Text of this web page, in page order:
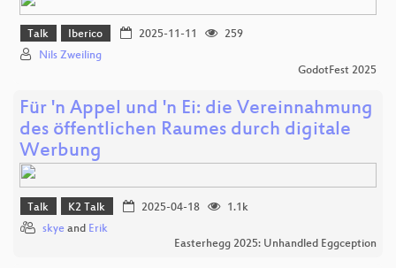
Talk Iberico 2025-11-11
259
Nils Zweiling
GodotFest 2025
Für 'n Appel und 'n Ei: die Vereinnahmung
des öffentlichen Raumes durch digitale
Werbung
Talk K2 Talk 2025-04-18
1.1k
skye and Erik
Easterhegg 2025: Unhandled Eggception